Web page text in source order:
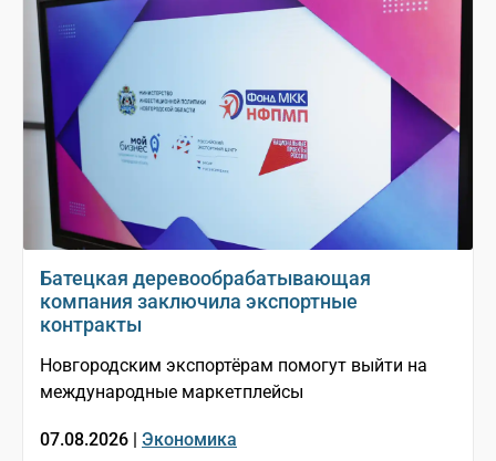
Батецкая деревообрабатывающая
компания заключила экспортные
контракты
Новгородским экспортёрам помогут выйти на
международные маркетплейсы
07.08.2026 | Экономика